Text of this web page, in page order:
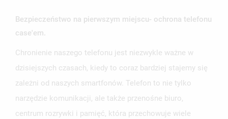
Bezpieczeństwo na pierwszym miejscu- ochrona telefonu
case'em.
Chronienie naszego telefonu jest niezwykle ważne w
dzisiejszych czasach, kiedy to coraz bardziej stajemy się
zależni od naszych smartfonów. Telefon to nie tylko
narzędzie komunikacji, ale także przenośne biuro,
centrum rozrywki i pamięć, która przechowuje wiele